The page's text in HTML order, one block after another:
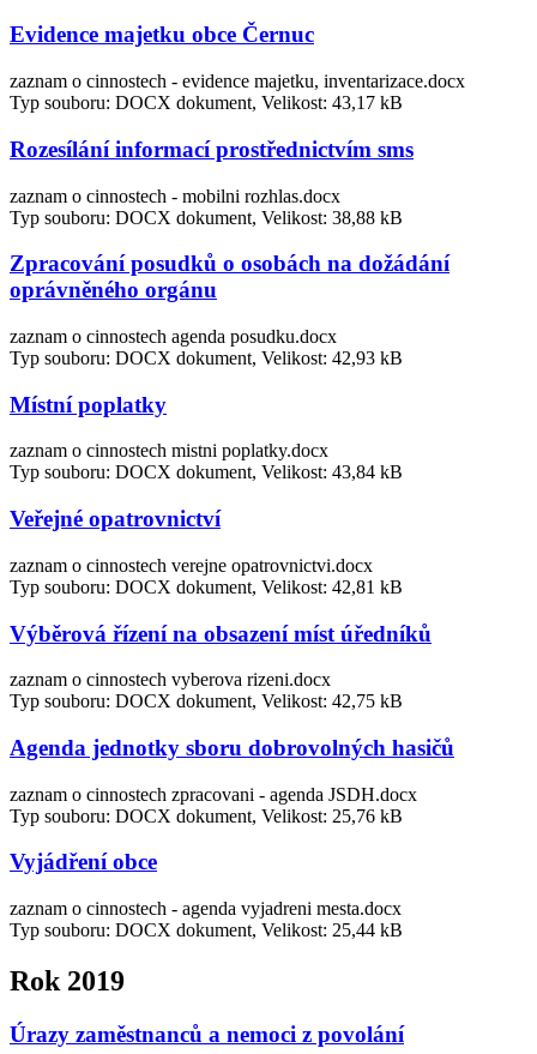
Evidence majetku obce Černuc
zaznam o cinnostech - evidence majetku, inventarizace.docx
Typ souboru: DOCX dokument, Velikost: 43,17 kB
Rozesílání informací prostřednictvím sms
zaznam o cinnostech - mobilni rozhlas.docx
Typ souboru: DOCX dokument, Velikost: 38,88 kB
Zpracování posudků o osobách na dožádání
oprávněného orgánu
zaznam o cinnostech agenda posudku.docx
Typ souboru: DOCX dokument, Velikost: 42,93 kB
Místní poplatky
zaznam o cinnostech mistni poplatky.docx
Typ souboru: DOCX dokument, Velikost: 43,84 kB
Veřejné opatrovnictví
zaznam o cinnostech verejne opatrovnictvi.docx
Typ souboru: DOCX dokument, Velikost: 42,81 kB
Výběrová řízení na obsazení míst úředníků
zaznam o cinnostech vyberova rizeni.docx
Typ souboru: DOCX dokument, Velikost: 42,75 kB
Agenda jednotky sboru dobrovolných hasičů
zaznam o cinnostech zpracovani - agenda JSDH.docx
Typ souboru: DOCX dokument, Velikost: 25,76 kB
Vyjádření obce
zaznam o cinnostech - agenda vyjadreni mesta.docx
Typ souboru: DOCX dokument, Velikost: 25,44 kB
Rok 2019
Úrazy zaměstnanců a nemoci z povolání